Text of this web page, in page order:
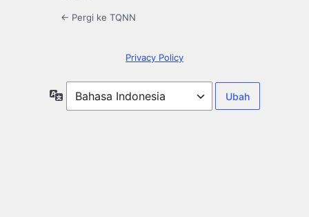
← Pergi ke TQNN
Privacy Policy
Bahasa